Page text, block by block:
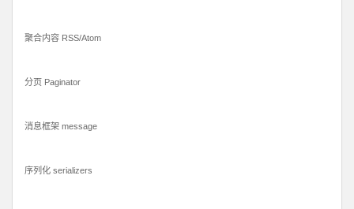
聚合内容 RSS/Atom
分页 Paginator
消息框架 message
序列化 serializers